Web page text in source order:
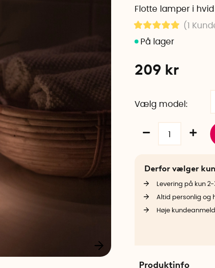
Flotte lamper i
(1
209 kr
Vælg model
Derfor vælger
Levering på kun
Altid personlig og
Høje
Produktinfo